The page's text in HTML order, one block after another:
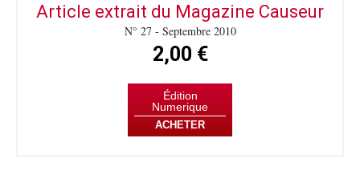
Article extrait du Magazine Causeur
N° 27 - Septembre 2010
2,00 €
Édition
Numerique
ACHETER